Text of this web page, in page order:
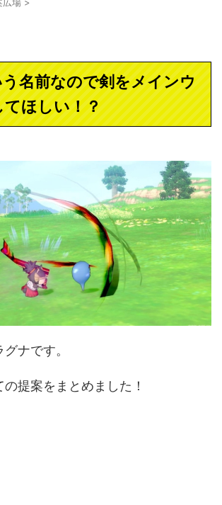
名前なので剣をメインウ
ほしい！？
ナです。
提案をまとめました！